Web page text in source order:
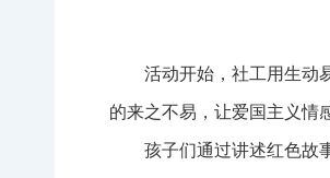
活动开始，社工用生动
的来之不易，让爱国主义情
孩子们通过讲述红色故